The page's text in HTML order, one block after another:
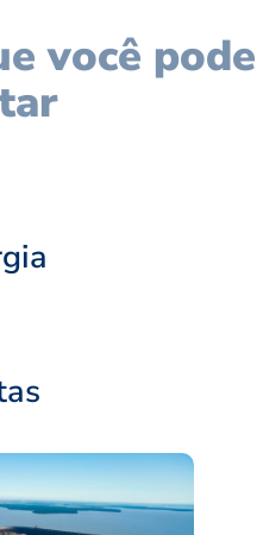
você pode